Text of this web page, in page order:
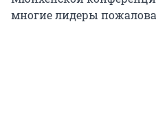
многие лидеры